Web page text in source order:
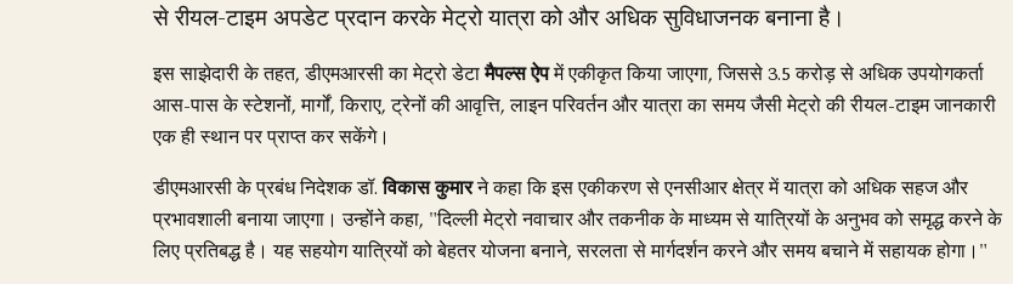
से रीयल-टाइम अपडेट प्रदान करके मेट्रो यात्रा को और अधिक सुविधाजनक बनाना है।
इस साझेदारी के तहत, डीएमआरसी का मेट्रो डेटामैपल्स ऐपमें एकीकृत किया जाएगा, जिससे 3.5 करोड़ से अधिक उपयोगकर्ता
आस-पास के स्टेशनों, मार्गों, किराए, ट्रेनों की आवृत्ति, लाइन परिवर्तन और यात्रा का समय जैसी मेट्रो की रीयल-टाइम जानकारी
एक ही स्थान पर प्राप्त कर सकेंगे।
डीएमआरसी के प्रबंध निदेशक डॉ.विकास कुमारने कहा कि इस एकीकरण से एनसीआर क्षेत्र में यात्रा को अधिक सहज और
प्रभावशाली बनाया जाएगा। उन्होंने कहा, "दिल्ली मेट्रो नवाचार और तकनीक के माध्यम से यात्रियों के अनुभव को समृद्ध करने के
लिए प्रतिबद्ध है। यह सहयोग यात्रियों को बेहतर योजना बनाने, सरलता से मार्गदर्शन करने और समय बचाने में सहायक होगा।"